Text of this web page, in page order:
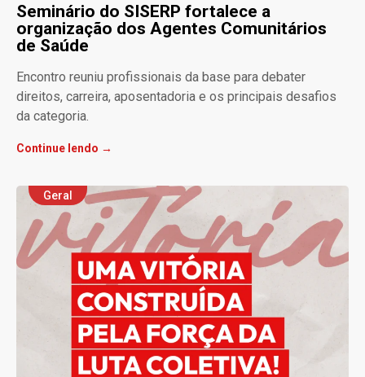
Seminário do SISERP fortalece a
organização dos Agentes Comunitários
de Saúde
Encontro reuniu profissionais da base para debater
direitos, carreira, aposentadoria e os principais desafios
da categoria.
Continue lendo →
Geral